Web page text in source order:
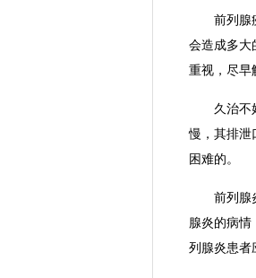
前列腺疾
会造成多大
重视，尽早
久治不好
慢，其排泄
困难的。
前列腺炎
腺炎的病情
列腺炎患者